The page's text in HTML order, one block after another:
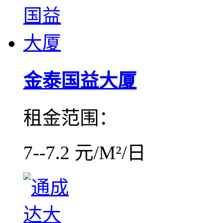
金泰国益大厦
租金范围：
7--7.2 元/M²/日